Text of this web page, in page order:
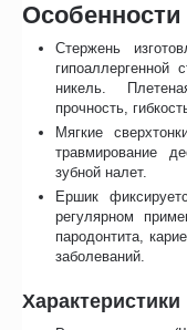
Особенности
Стержень
гипоаллергенной
никель.
прочность,
Мягкие
травмирование
зубной налет.
Ершик
регулярном
пародонтита,
заболеваний.
Характеристики